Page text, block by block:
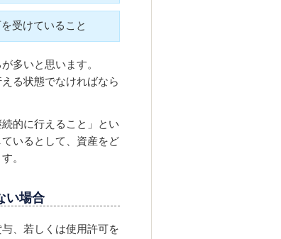
受けていること
多いと思います。
る状態でなければなら
的に行えること」とい
いるとして、資産をど
。
い場合
、若しくは使用許可を